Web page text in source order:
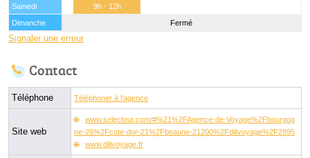
Samedi
9h - 12h
Dimanche
Fermé
Signaler une erreur
Contact
Téléphone Téléphoner à l'agence
Site web
www.selectour.com/#%21%2FAgence-de-Voyage%2Fbourgog
ne-26%2Fcote-dor-21%2Fbeaune-21200%2Fdilivoyage%2F2895
www.dilivoyage.fr